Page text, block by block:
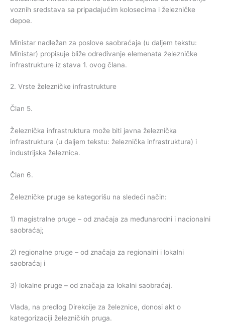
voznih sredstava sa pripadajućim kolosecima i železničke
depoe.
Ministar nadležan za poslove saobraćaja (u daljem tekstu:
Ministar) propisuje bliže određivanje elemenata železničke
infrastrukture iz stava 1. ovog člana.
2. Vrste železničke infrastrukture
Član 5.
Železnička infrastruktura može biti javna železnička
infrastruktura (u daljem tekstu: železnička infrastruktura) i
industrijska železnica.
Član 6.
Železničke pruge se kategorišu na sledeći način:
1) magistralne pruge – od značaja za međunarodni i nacionalni
saobraćaj;
2) regionalne pruge – od značaja za regionalni i lokalni
saobraćaj i
3) lokalne pruge – od značaja za lokalni saobraćaj.
Vlada, na predlog Direkcije za železnice, donosi akt o
kategorizaciji železničkih pruga.